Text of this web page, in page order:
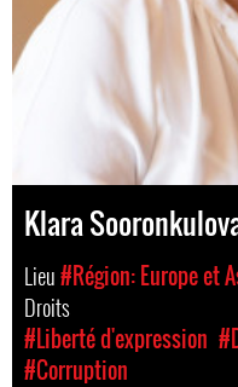
Klara
Lieu#Région: Europe et
Droits
#Liberté d'expression
#Corruption